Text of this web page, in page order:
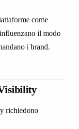
come
il modo
i brand.
richiedono